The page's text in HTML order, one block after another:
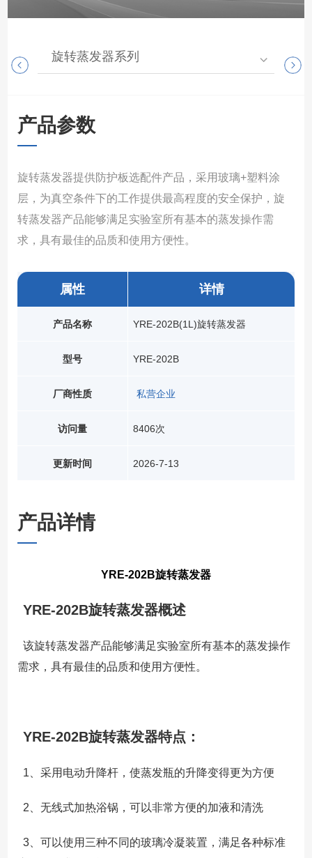
旋转蒸发器系列 高
产品参数
旋转蒸发器提供防护板选配件产品，采用玻璃+塑料涂
层，为真空条件下的工作提供最高程度的安全保护，旋
转蒸发器产品能够满足实验室所有基本的蒸发操作需
求，具有最佳的品质和使用方便性。
属性
产品名称
型号
厂商性质
访问量
更新时间
详情
YRE-202B(1L)旋转蒸发器
YRE-202B
私营企业
8406次
2026-7-13
产品详情
YRE-202B旋转蒸发器
YRE-202B旋转蒸发器概述
该旋转蒸发器产品能够满足实验室所有基本的蒸发操作
需求，具有最佳的品质和使用方便性。
YRE-202B旋转蒸发器特点：
1、采用电动升降杆，使蒸发瓶的升降变得更为方便
2、无线式加热浴锅，可以非常方便的加液和清洗
3、可以使用三种不同的玻璃冷凝装置，满足各种标准